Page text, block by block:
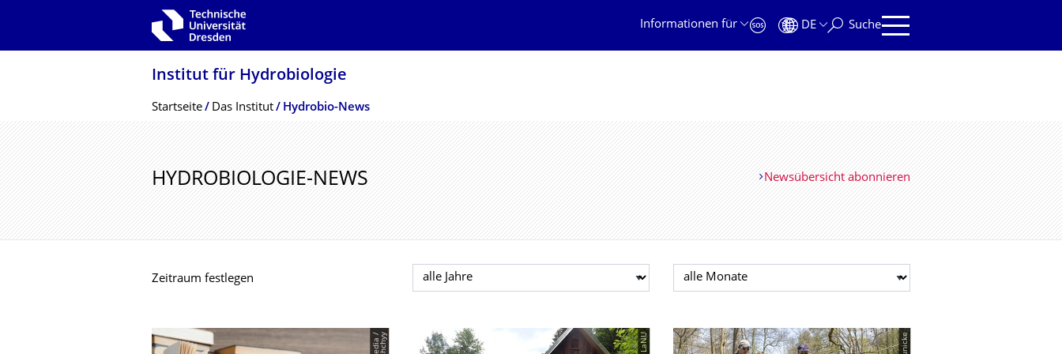
Zur Hauptnavigation springen
Informationen für
DE Suche
Institut für Hydrobiologie
Breadcrumb-Menü
Startseite Das Institut Hydrobio-News
HYDROBIOLOGIE-NEWS Newsübersicht abonnieren
Zeitraum festlegen Jahr auswählen Monat auswählen
© LaNU